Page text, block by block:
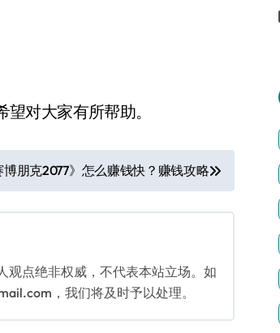
对大家有所帮助。
博朋克2077》怎么赚钱快？赚钱攻略
观点绝非权威，不代表本站立场。如
，我们将及时予以处理。